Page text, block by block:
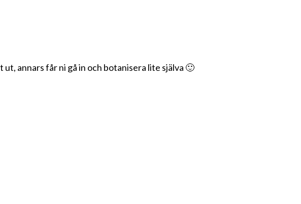
annars får ni gå in och botanisera lite själva 🙂